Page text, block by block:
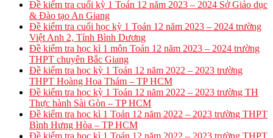
Đề kiểm tra cuối kỳ 1 Toán 12 năm 2023 – 2024 Sở Giáo dục
& Đào tạo An Giang
Đề kiểm tra cuối học kỳ 1 Toán 12 năm 2023 – 2024 trường
Việt Anh 2, Tỉnh Bình Dương
Đề kiểm tra học kì 1 môn Toán 12 năm 2023 – 2024 trường
THPT chuyên Bắc Giang
Đề kiểm tra học kỳ 1 Toán 12 năm 2022 – 2023 trường
THPT Hoàng Hoa Thám – TP HCM
Đề kiểm tra học kỳ 1 Toán 12 năm 2022 – 2023 trường TH
Thực hành Sài Gòn – TP HCM
Đề kiểm tra học kì 1 Toán 12 năm 2022 – 2023 trường THPT
Bình Hưng Hòa – TP HCM